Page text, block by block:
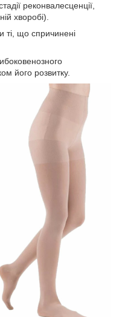
реконвалесценції,
хворобі).
ті, що спричинені
його розвитку.